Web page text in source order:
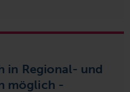
in Regional- und
möglich -